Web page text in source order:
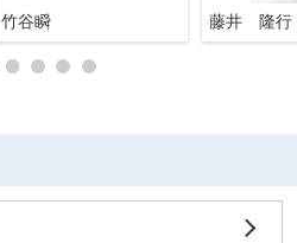
竹谷瞬 藤井 隆行